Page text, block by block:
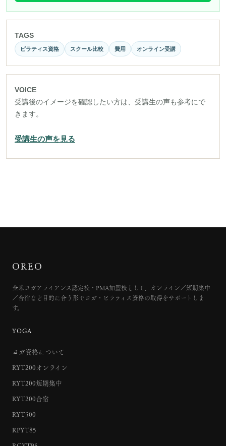
TAGS
ピラティス資格 スクール比較 費用 オンライン受講
VOICE
受講後のイメージを確認したい方は、受講生の声も参考にで
きます。
受講生の声を見る
OREO
全米ヨガアライアンス認定校・PMA加盟校として、オンライン／短期集中
／合宿など目的に合う形でヨガ・ピラティス資格の取得をサポートしま
す。
YOGA
ヨガ資格について
RYT200オンライン
RYT200短期集中
RYT200合宿
RYT500
RPYT85